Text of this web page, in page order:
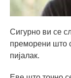
Сигурно ви се
преморени што
пијалак.